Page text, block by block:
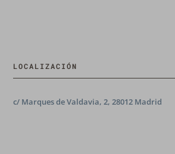
LOCALIZACIÓN
c/ Marques de Valdavia, 2, 28012 Madrid